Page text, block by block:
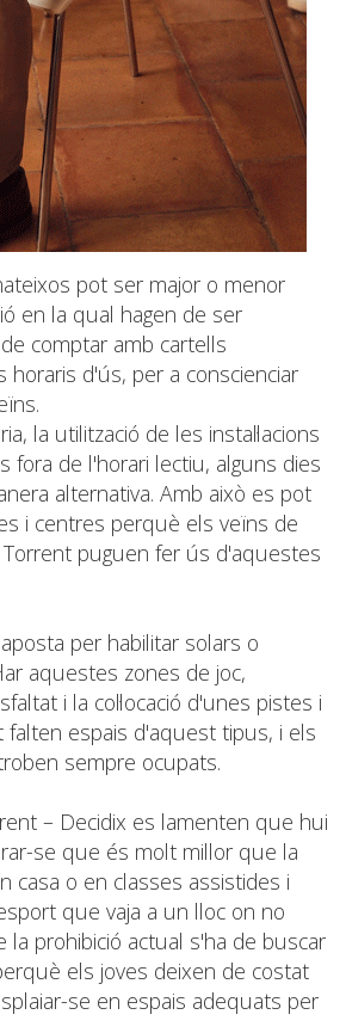
pot ser major o menor
en la qual hagen de ser
de comptar amb cartells
horaris d'ús, per a conscienciar
la utilització de les instal·lacions
fora de l'horari lectiu, alguns dies
alternativa. Amb això es pot
i centres perquè els veïns de
puguen fer ús d'aquestes
per habilitar solars o
aquestes zones de joc,
i la col·locació d'unes pistes i
falten espais d'aquest tipus, i els
sempre ocupats.
– Decidix es lamenten que hui
se que és molt millor que la
casa o en classes assistides i
que vaja a un lloc on no
la prohibició actual s'ha de buscar
els joves deixen de costat
se en espais adequats per